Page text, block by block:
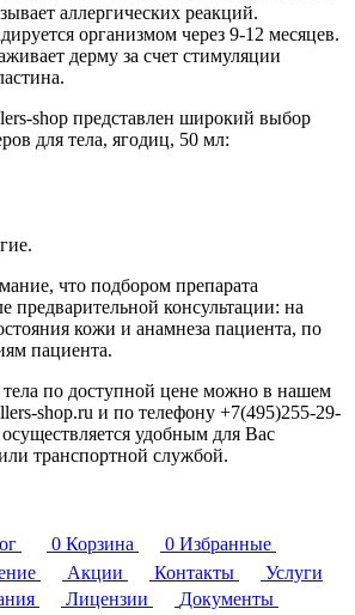
аллергических реакций.
организмом через 9-12 месяцев.
дерму за счет стимуляции
shop представлен широкий выбор
для тела, ягодиц, 50 мл:
что подбором препарата
предварительной консультации: на
кожи и анамнеза пациента, по
пациента.
по доступной цене можно в нашем
shop.ru и по телефону +7(495)255-29-
осуществляется удобным для Вас
транспортной службой.
0 Корзина 0 Избранные
Акции Контакты
Услуги
Лицензии
Документы